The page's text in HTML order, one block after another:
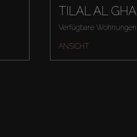
TILAL AL
Verfügbare
ANSICHT